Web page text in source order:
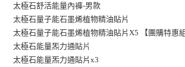
太極石舒活能量內褲-男款
太極石量子能石墨烯植物精油貼片
太極石量子能石墨烯植物精油貼片X5 【團購特惠組
太極石能量炁力通貼片
太極石能量炁力通貼片x3